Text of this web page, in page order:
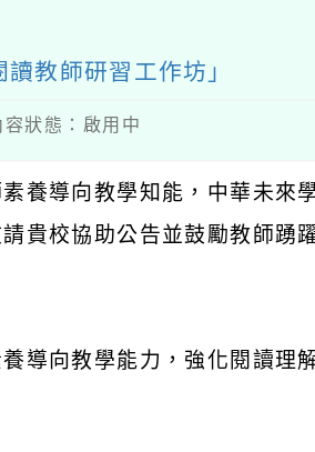
教師研習工作坊」
狀態：啟用中
養導向教學知能，中華未來
貴校協助公告並鼓勵教師踴
導向教學能力，強化閱讀理